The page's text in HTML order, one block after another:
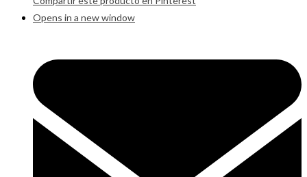
Opens in a new window